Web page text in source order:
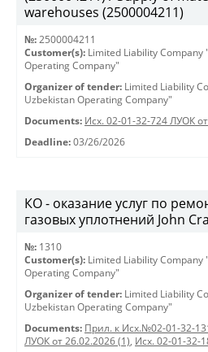
warehouses (2500004211)
№: 2500004211
Customer(s): Limited Liability Company
Operating Company"
Organizer of tender: Limited Liability
Uzbekistan Operating Company"
Documents: Исх. 02-01-32-724 ЛУОК
Deadline: 03/26/2026
КО - оказание услуг по
газовых уплотнений John
№: 1310
Customer(s): Limited Liability Company
Operating Company"
Organizer of tender: Limited Liability
Uzbekistan Operating Company"
Documents: Прил. к Исх.№02-01-32-
ЛУОК от 26.02.2026 (1), Исх. 02-01-32-